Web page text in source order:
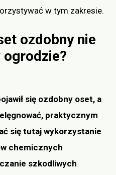
w tym zakresie.
ozdobny nie
ogrodzie?
się ozdobny oset, a
praktycznym
się tutaj wykorzystanie
chemicznych
szkodliwych